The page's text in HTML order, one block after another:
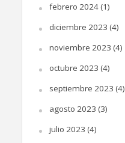
febrero 2024(1)
diciembre 2023 (4)
noviembre 2023 (4)
octubre 2023 (4)
septiembre 2023 (4)
agosto 2023 (3)
julio 2023 (4)